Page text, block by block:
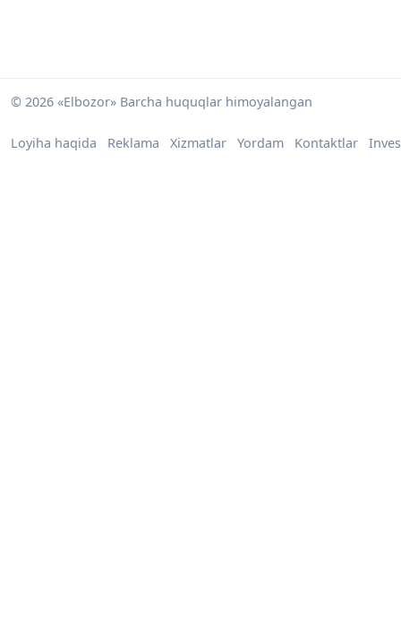
© 2026 «Elbozor» Barcha huquqlar himoyalangan
Loyiha haqida Reklama Xizmatlar Yordam Kontaktlar